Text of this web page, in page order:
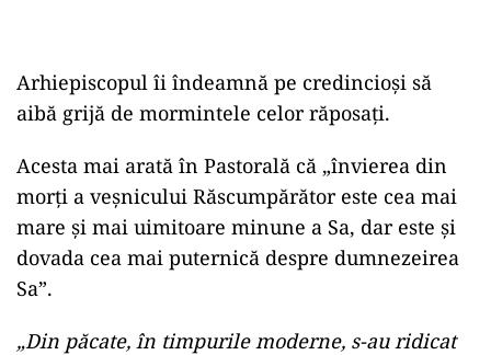
Arhiepiscopul îi îndeamnă pe credincioşi să
aibă grijă de mormintele celor răposaţi.
Acesta mai arată în Pastorală că „învierea din
morţi a veşnicului Răscumpărător este cea mai
mare şi mai uimitoare minune a Sa, dar este şi
dovada cea mai puternică despre dumnezeirea
Sa”.
„Din păcate, în timpurile moderne, s-au ridicat